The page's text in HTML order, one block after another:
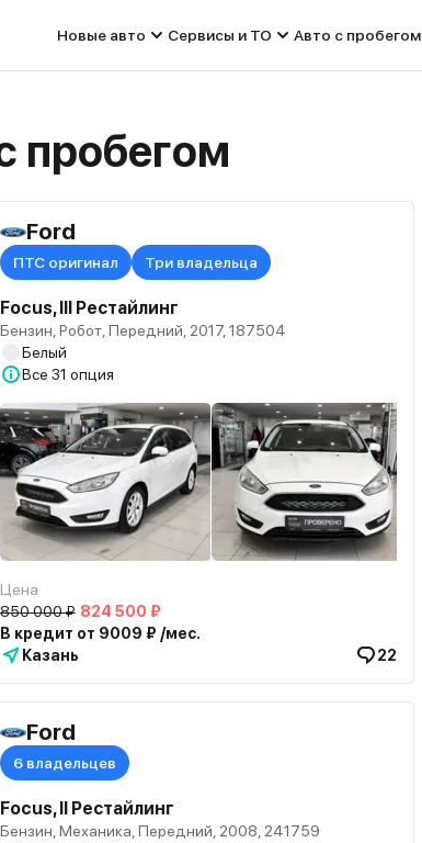
Новые авто Сервисы и ТО Авто с пробегом
пробегом
Ford
ПТС оригинал Три владельца
Focus, III Рестайлинг
Бензин, Робот, Передний, 2017, 187504
Белый
Все 31 опция
Цена
850 000 ₽ 824 500 ₽
В кредит от 9009 ₽ /мес.
Казань
22
Ford
6 владельцев
Focus, II Рестайлинг
Бензин, Механика, Передний, 2008, 241759